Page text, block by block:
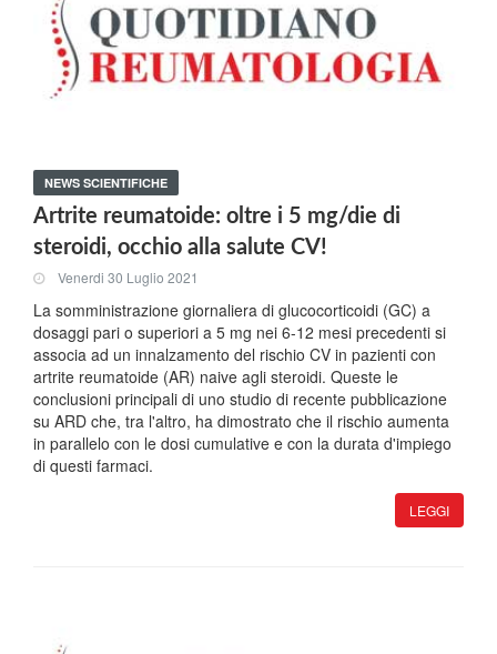
NEWS SCIENTIFICHE
Artrite reumatoide: oltre i 5 mg/die di
steroidi, occhio alla salute CV!
Venerdi 30 Luglio 2021
La somministrazione giornaliera di glucocorticoidi (GC) a
dosaggi pari o superiori a 5 mg nei 6-12 mesi precedenti si
associa ad un innalzamento del rischio CV in pazienti con
artrite reumatoide (AR) naive agli steroidi. Queste le
conclusioni principali di uno studio di recente pubblicazione
su ARD che, tra l'altro, ha dimostrato che il rischio aumenta
in parallelo con le dosi cumulative e con la durata d'impiego
di questi farmaci.
LEGGI